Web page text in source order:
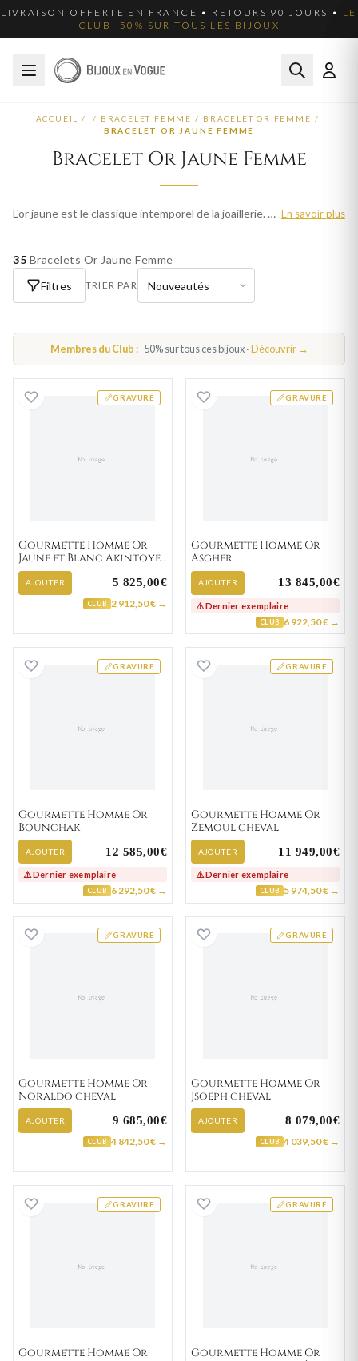
LIVRAISON OFFERTE EN FRANCE • RETOURS 90 JOURS • LE
CLUB -50% SUR TOUS LES BIJOUX
ACCUEIL / / BRACELET FEMME / BRACELET OR FEMME /
BRACELET OR JAUNE FEMME
Bracelet Or Jaune Femme
L'or jaune est le classique intemporel de la joaillerie. Sa teinte chaleureuse et lumineuse évoque le luxe et la tradition. Nos bracelets en or jaune femme sont fabriqués avec le savoir-faire de l'orfèvrerie française. Livraison offerte en France métropolitaine. En savoir plus
35 Bracelets Or Jaune Femme
Filtres
TRIER PAR
Membres du Club : -50% sur tous ces bijoux ·Découvrir →
GRAVURE
Gourmette Homme Or Jaune et Blanc Akintoye
Gourmette Homme Or
Jaune et Blanc Akintoye
fantaisie
AJOUTER 5 825,00€
CLUB 2 912,50 € →
GRAVURE
Gourmette
Gourmette Homme Or
Asgher
AJOUTER 13 845,00€
⚠️ Dernier exemplaire
CLUB 6 922,50 € →
GRAVURE
Gourmette Homme Or Bounchak
Gourmette Homme Or
Bounchak
AJOUTER 12 585,00€
⚠️ Dernier exemplaire
CLUB 6 292,50 € →
GRAVURE
Gourmette
Gourmette Homme Or
Zemoul cheval
AJOUTER 11 949,00€
⚠️ Dernier exemplaire
CLUB 5 974,50 € →
GRAVURE
Gourmette Homme Or Noraldo cheval
Gourmette Homme Or
Noraldo cheval
AJOUTER 9 685,00€
CLUB 4 842,50 € →
GRAVURE
Gourmette
Gourmette Homme Or
Jsoeph cheval
AJOUTER 8 079,00€
CLUB 4 039,50 € →
GRAVURE
Gourmette Homme Or Edmondo cheval
Gourmette Homme Or
GRAVURE
Gourmette
Gourmette Homme Or